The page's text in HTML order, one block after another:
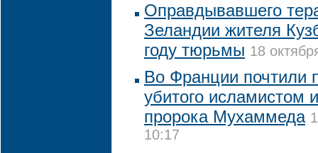
Оправдывавшего
Зеландии жителя
году тюрьмы 18
Во Франции почтили
убитого исламистом
пророка Мухаммеда
10:17